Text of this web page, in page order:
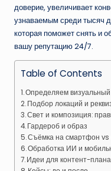
доверие, увеличивает
узнаваемым среди тысяч
которая поможет снять и
вашу репутацию 24/7.
Table of Contents
Определяем
Подбор локаций и
Свет и композиция:
Гардероб и образ
Съёмка на смартфон vs
Обработка ИИ и
Идеи для контент-плана